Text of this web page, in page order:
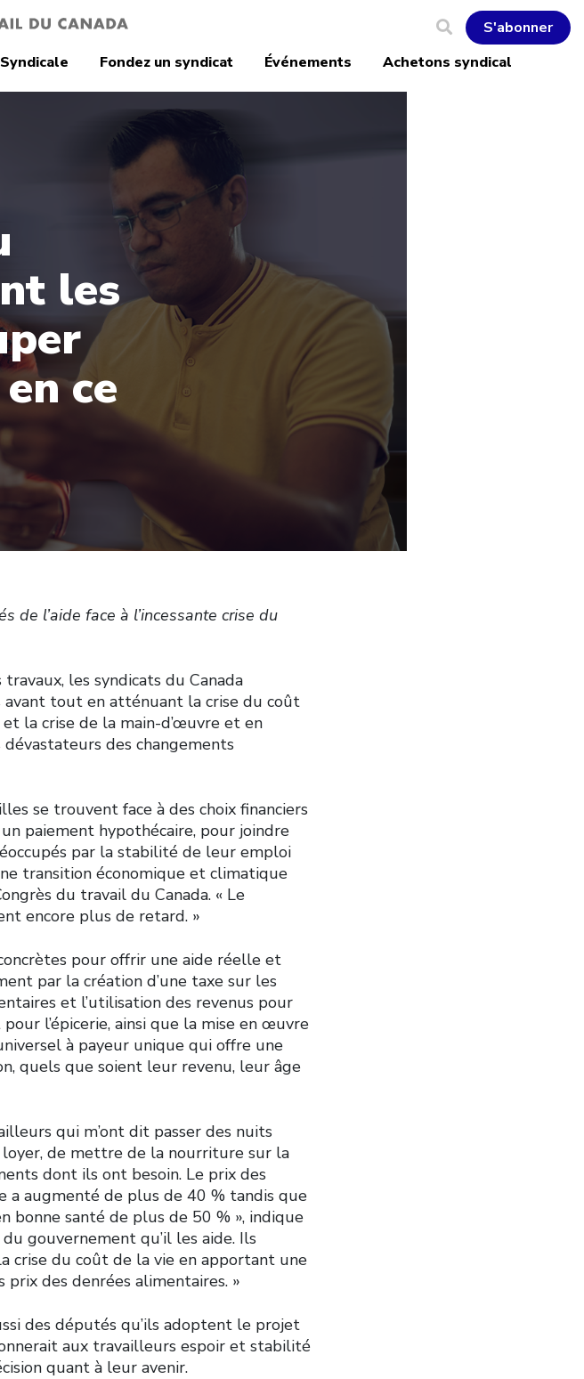
S'abonner
Fondez un syndicat Événements Achetons syndical
les
ce
de l’aide face à l’incessante crise du
les syndicats du Canada
avant tout en atténuant la crise du coût
la crise de la main-d’œuvre et en
des changements
se trouvent face à des choix financiers
paiement hypothécaire, pour joindre
par la stabilité de leur emploi
transition économique et climatique
du travail du Canada. « Le
encore plus de retard. »
pour offrir une aide réelle et
par la création d’une taxe sur les
et l’utilisation des revenus pour
l’épicerie, ainsi que la mise en œuvre
à payeur unique qui offre une
quels que soient leur revenu, leur âge
qui m’ont dit passer des nuits
loyer, de mettre de la nourriture sur la
dont ils ont besoin. Le prix des
a augmenté de plus de 40 % tandis que
santé de plus de 50 % », indique
gouvernement qu’il les aide. Ils
du coût de la vie en apportant une
des denrées alimentaires. »
des députés qu’ils adoptent le projet
aux travailleurs espoir et stabilité
quant à leur avenir.